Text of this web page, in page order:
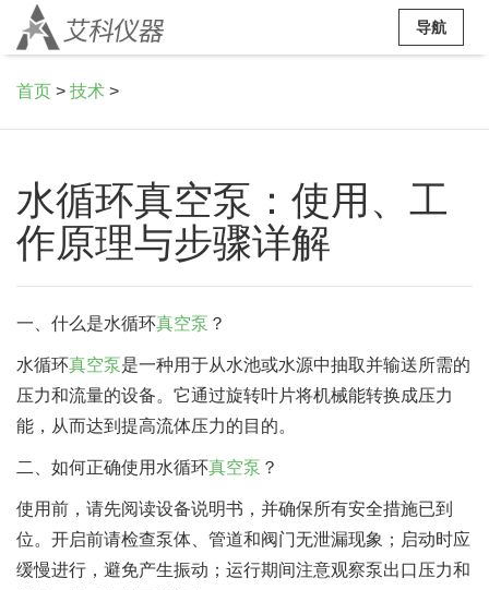
导航
首页 > 技术 >
水循环真空泵：使用、工
作原理与步骤详解
一、什么是水循环真空泵 ？
水循环真空泵是一种用于从水池或水源中抽取并输送所需的
压力和流量的设备。它通过旋转叶片将机械能转换成压力
能，从而达到提高流体压力的目的。
二、如何正确使用水循环真空泵 ？
使用前，请先阅读设备说明书，并确保所有安全措施已到
位。开启前请检查泵体、管道和阀门无泄漏现象；启动时应
缓慢进行，避免产生振动；运行期间注意观察泵出口压力和